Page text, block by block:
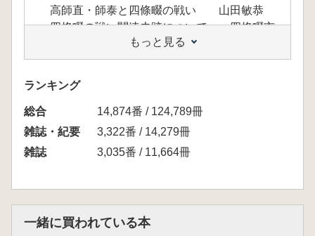
高師直・師泰と四條畷の戦い 山田敏恭
四條畷の戦い関連史跡について――四條畷市
と東大阪市を中心に 田中香里
四條畷の戦いのその後――小楠公顕彰から自
治体名へ 實盛良彦
小楠公墓所での「引き合わせ」――小楠公偲
ぶ会の活動を中心に 岡本真生
研究ノート
山城の造り方 伊藤俊治
神社古縁起の謎を解く 【最終回】
もっと見る
ランキング
総合
14,874番 / 124,789冊
雑誌・紀要
3,322番 / 14,279冊
雑誌
3,035番 / 11,664冊
一緒に買われている本